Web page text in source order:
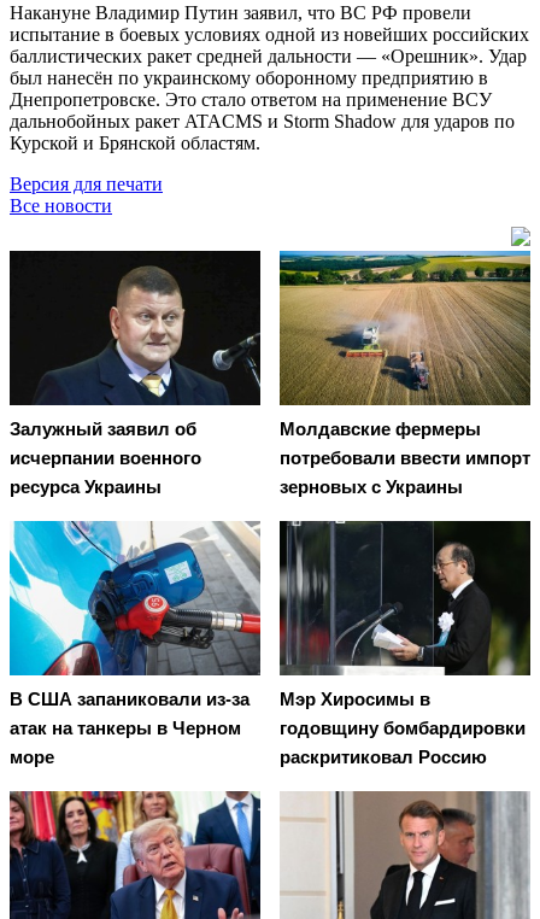
Накануне Владимир Путин заявил, что ВС РФ провели
испытание в боевых условиях одной из новейших российских
баллистических ракет средней дальности — «Орешник». Удар
был нанесён по украинскому оборонному предприятию в
Днепропетровске. Это стало ответом на применение ВСУ
дальнобойных ракет ATACMS и Storm Shadow для ударов по
Курской и Брянской областям.
Версия для печати
Все новости
Залужный заявил об
исчерпании военного
ресурса Украины
Молдавские фермеры
потребовали ввести импорт
зерновых с Украины
В США запаниковали из-за
атак на танкеры в Черном
море
Мэр Хиросимы в
годовщину бомбардировки
раскритиковал Россию